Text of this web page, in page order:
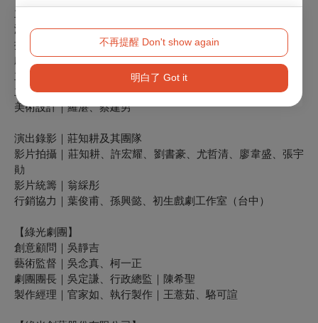
不再提醒 Don't show again
明白了 Got it
主視覺設計：
海報設計｜方序中 ＠究方社
插畫繪製｜許皓程
劇照攝影｜張大魯
主視覺攝影｜李佳璇
主視覺攝影統籌｜蔡建男
美術設計｜羅湛、蔡建男
演出錄影｜莊知耕及其團隊
影片拍攝｜莊知耕、許宏耀、劉書豪、尤哲清、廖韋盛、張宇
勛
影片統籌｜翁綵彤
行銷協力｜葉俊甫、孫興懿、初生戲劇工作室（台中）
【綠光劇團】
創意顧問｜吳靜吉
藝術監督｜吳念真、柯一正
劇團團長｜吳定謙、行政總監｜陳希聖
製作經理｜官家如、執行製作｜王薏茹、駱可諠